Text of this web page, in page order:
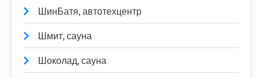
ШинБатя, автотехцентр
Шмит, сауна
Шоколад, сауна